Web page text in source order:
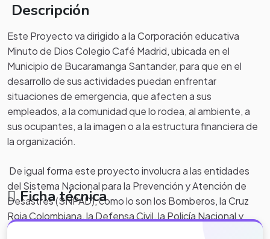
Descripción
Este Proyecto va dirigido a la Corporación educativa
Minuto de Dios Colegio Café Madrid, ubicada en el
Municipio de Bucaramanga Santander, para que en el
desarrollo de sus actividades puedan enfrentar
situaciones de emergencia, que afecten a sus
empleados, a la comunidad que lo rodea, al ambiente, a
sus ocupantes, a la imagen o a la estructura financiera de
la organización.
De igual forma este proyecto involucra a las entidades
del Sistema Nacional para la Prevención y Atención de
Desastres (SNPAD), como lo son los Bomberos, la Cruz
Roja Colombiana, la Defensa Civil, la Policía Nacional y
demás participantes del Comité Regional y Local para la
Ficha técnica